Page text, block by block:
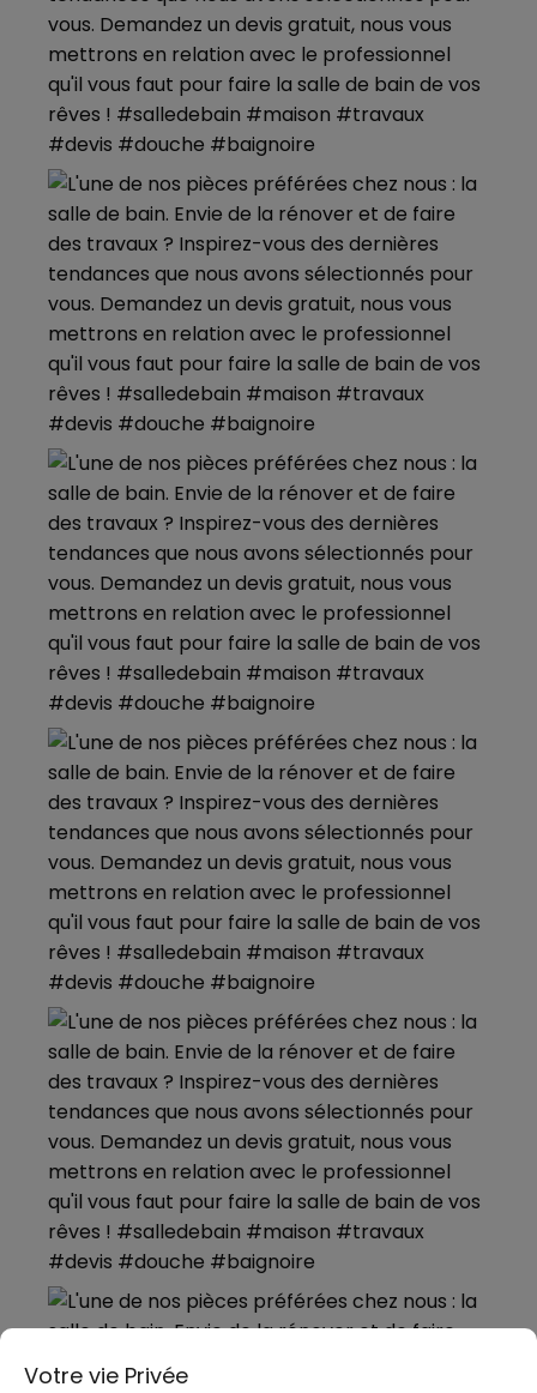
Votre vie Privée